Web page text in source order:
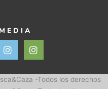
I
n
s
a
I
n
s
a
-Todos los derechos